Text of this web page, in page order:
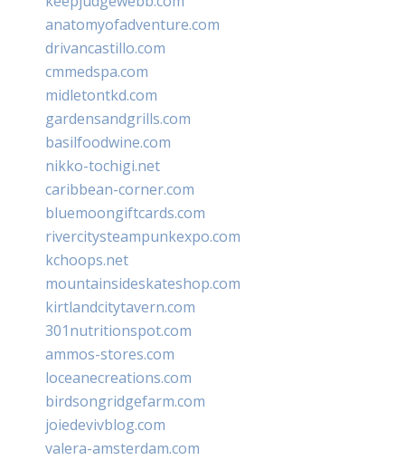
anatomyofadventure.com
drivancastillo.com
cmmedspa.com
midletontkd.com
gardensandgrills.com
basilfoodwine.com
nikko-tochigi.net
caribbean-corner.com
bluemoongiftcards.com
rivercitysteampunkexpo.com
kchoops.net
mountainsideskateshop.com
kirtlandcitytavern.com
301nutritionspot.com
ammos-stores.com
loceanecreations.com
birdsongridgefarm.com
joiedevivblog.com
valera-amsterdam.com